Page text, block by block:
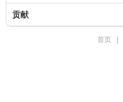
贡献
首页